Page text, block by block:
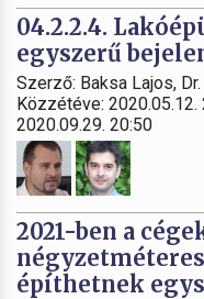
04.2.2.4.
egyszerű
Szerző: Baksa Lajos,
Közzétéve:
2020.09.29. 20:50
2021-ben a
építhetnek